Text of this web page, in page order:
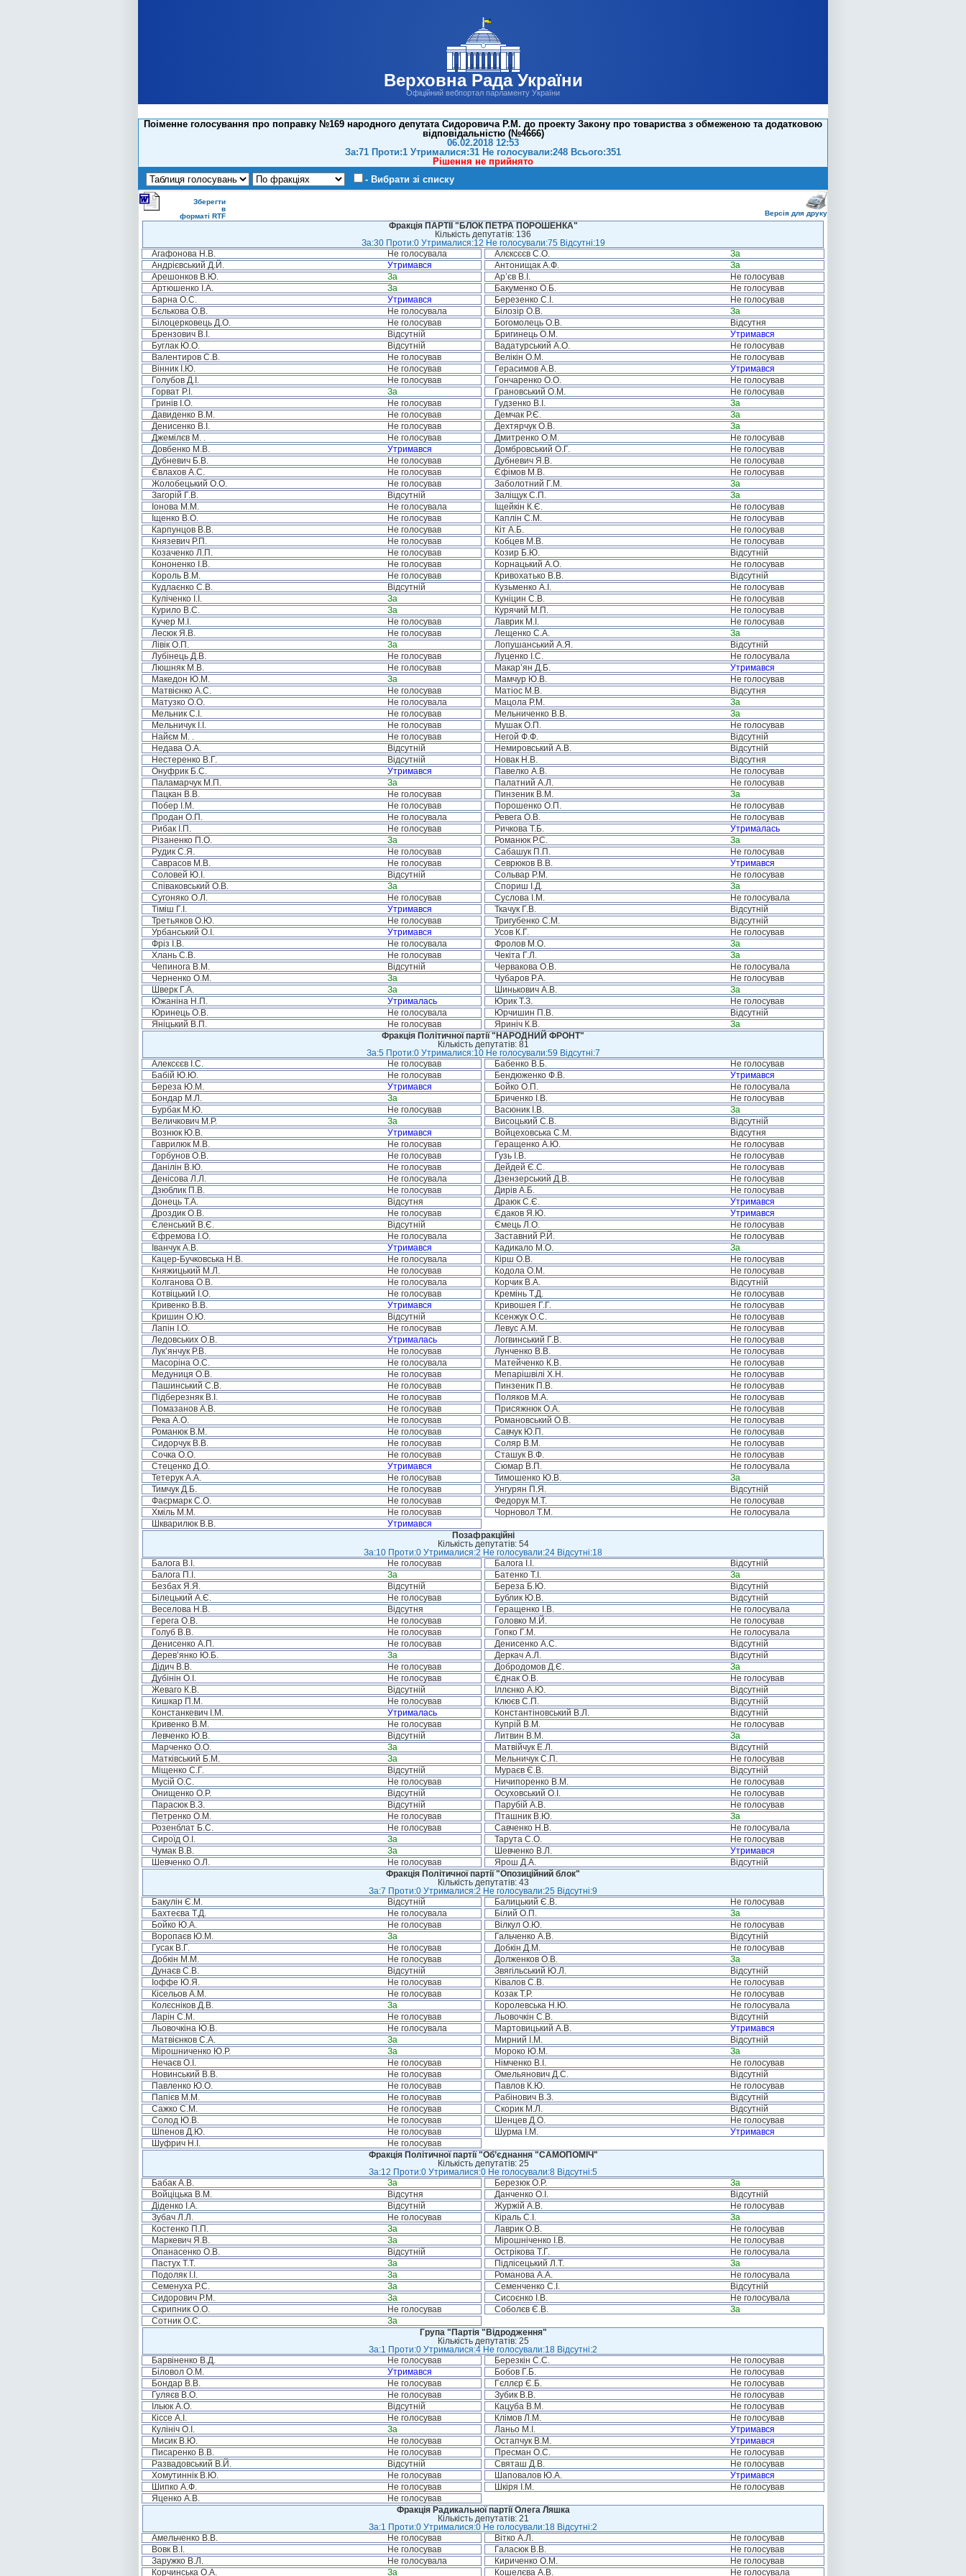
Верховна Рада України
Офіційний вебпортал парламенту України
Поіменне голосування про поправку №169 народного депутата Сидоровича Р.М. до проекту Закону про товариства з обмеженою та додатковою
відповідальністю (№4666)
06.02.2018 12:53
За:71 Проти:1 Утрималися:31 Не голосували:248 Всього:351
Рішення не прийнято
- Вибрати зі списку
Зберегти
в
форматі RTF
Версія для друку
Фракція ПАРТІЇ "БЛОК ПЕТРА ПОРОШЕНКА"
Кількість депутатів: 136
За:30 Проти:0 Утрималися:12 Не голосували:75 Відсутні:19
Агафонова Н.В.
Не голосувала Алєксєєв С.О.
За
Андрієвський Д.Й.
Утримався Антонищак А.Ф.
За
Арешонков В.Ю.
За Ар’єв В.І.
Не голосував
Артюшенко І.А.
За Бакуменко О.Б.
Не голосував
Барна О.С.
Утримався Березенко С.І.
Не голосував
Бєлькова О.В.
Не голосувала Білозір О.В.
За
Білоцерковець Д.О.
Не голосував Богомолець О.В.
Відсутня
Брензович В.І.
Відсутній Бригинець О.М.
Утримався
Буглак Ю.О.
Відсутній Вадатурський А.О.
Не голосував
Валентиров С.В.
Не голосував Велікін О.М.
Не голосував
Вінник І.Ю.
Не голосував Герасимов А.В.
Утримався
Голубов Д.І.
Не голосував Гончаренко О.О.
Не голосував
Горват Р.І.
За Грановський О.М.
Не голосував
Гринів І.О.
Не голосував Гудзенко В.І.
За
Давиденко В.М.
Не голосував Демчак Р.Є.
За
Денисенко В.І.
Не голосував Дехтярчук О.В.
За
Джемілєв М. .
Не голосував Дмитренко О.М.
Не голосував
Довбенко М.В.
Утримався Домбровський О.Г.
Не голосував
Дубневич Б.В.
Не голосував Дубневич Я.В.
Не голосував
Євлахов А.С.
Не голосував Єфімов М.В.
Не голосував
Жолобецький О.О.
Не голосував Заболотний Г.М.
За
Загорій Г.В.
Відсутній Заліщук С.П.
За
Іонова М.М.
Не голосувала Іщейкін К.Є.
Не голосував
Іщенко В.О.
Не голосував Каплін С.М.
Не голосував
Карпунцов В.В.
Не голосував Кіт А.Б.
Не голосував
Князевич Р.П.
Не голосував Кобцев М.В.
Не голосував
Козаченко Л.П.
Не голосував Козир Б.Ю.
Відсутній
Кононенко І.В.
Не голосував Корнацький А.О.
Не голосував
Король В.М.
Не голосував Кривохатько В.В.
Відсутній
Кудлаєнко С.В.
Відсутній Кузьменко А.І.
Не голосував
Куліченко І.І.
За Куніцин С.В.
Не голосував
Курило В.С.
За Курячий М.П.
Не голосував
Кучер М.І.
Не голосував Лаврик М.І.
Не голосував
Лесюк Я.В.
Не голосував Лещенко С.А.
За
Лівік О.П.
За Лопушанський А.Я.
Відсутній
Лубінець Д.В.
Не голосував Луценко І.С.
Не голосувала
Люшняк М.В.
Не голосував Макар’ян Д.Б.
Утримався
Македон Ю.М.
За Мамчур Ю.В.
Не голосував
Матвієнко А.С.
Не голосував Матіос М.В.
Відсутня
Матузко О.О.
Не голосувала Мацола Р.М.
За
Мельник С.І.
Не голосував Мельниченко В.В.
За
Мельничук І.І.
Не голосував Мушак О.П.
Не голосував
Найєм М. .
Не голосував Негой Ф.Ф.
Відсутній
Недава О.А.
Відсутній Немировський А.В.
Відсутній
Нестеренко В.Г.
Відсутній Новак Н.В.
Відсутня
Онуфрик Б.С.
Утримався Павелко А.В.
Не голосував
Паламарчук М.П.
За Палатний А.Л.
Не голосував
Пацкан В.В.
Не голосував Пинзеник В.М.
За
Побер І.М.
Не голосував Порошенко О.П.
Не голосував
Продан О.П.
Не голосувала Ревега О.В.
Не голосував
Рибак І.П.
Не голосував Ричкова Т.Б.
Утрималась
Різаненко П.О.
За Романюк Р.С.
За
Рудик С.Я.
Не голосував Сабашук П.П.
Не голосував
Саврасов М.В.
Не голосував Севрюков В.В.
Утримався
Соловей Ю.І.
Відсутній Сольвар Р.М.
Не голосував
Співаковський О.В.
За Спориш І.Д.
За
Сугоняко О.Л.
Не голосував Суслова І.М.
Не голосувала
Тіміш Г.І.
Утримався Ткачук Г.В.
Відсутній
Третьяков О.Ю.
Не голосував Тригубенко С.М.
Відсутній
Урбанський О.І.
Утримався Усов К.Г.
Не голосував
Фріз І.В.
Не голосувала Фролов М.О.
За
Хлань С.В.
Не голосував Чекіта Г.Л.
За
Чепинога В.М.
Відсутній Червакова О.В.
Не голосувала
Черненко О.М.
За Чубаров Р.А.
Не голосував
Шверк Г.А.
За Шинькович А.В.
За
Южаніна Н.П.
Утрималась Юрик Т.З.
Не голосував
Юринець О.В.
Не голосувала Юрчишин П.В.
Відсутній
Яніцький В.П.
Не голосував Яриніч К.В.
За
Фракція Політичної партії "НАРОДНИЙ ФРОНТ"
Кількість депутатів: 81
За:5 Проти:0 Утрималися:10 Не голосували:59 Відсутні:7
Алексєєв І.С.
Не голосував Бабенко В.Б.
Не голосував
Бабій Ю.Ю.
Не голосував Бендюженко Ф.В.
Утримався
Береза Ю.М.
Утримався Бойко О.П.
Не голосувала
Бондар М.Л.
За Бриченко І.В.
Не голосував
Бурбак М.Ю.
Не голосував Васюник І.В.
За
Величкович М.Р.
За Висоцький С.В.
Відсутній
Вознюк Ю.В.
Утримався Войцеховська С.М.
Відсутня
Гаврилюк М.В.
Не голосував Геращенко А.Ю.
Не голосував
Горбунов О.В.
Не голосував Гузь І.В.
Не голосував
Данілін В.Ю.
Не голосував Дейдей Є.С.
Не голосував
Денісова Л.Л.
Не голосувала Дзензерський Д.В.
Не голосував
Дзюблик П.В.
Не голосував Дирів А.Б.
Не голосував
Донець Т.А.
Відсутня Драюк С.Є.
Утримався
Дроздик О.В.
Не голосував Єдаков Я.Ю.
Утримався
Єленський В.Є.
Відсутній Ємець Л.О.
Не голосував
Єфремова І.О.
Не голосувала Заставний Р.Й.
Не голосував
Іванчук А.В.
Утримався Кадикало М.О.
За
Кацер-Бучковська Н.В.
Не голосувала Кірш О.В.
Не голосував
Княжицький М.Л.
Не голосував Кодола О.М.
Не голосував
Колганова О.В.
Не голосувала Корчик В.А.
Відсутній
Котвіцький І.О.
Не голосував Кремінь Т.Д.
Не голосував
Кривенко В.В.
Утримався Кривошея Г.Г.
Не голосував
Кришин О.Ю.
Відсутній Ксенжук О.С.
Не голосував
Лапін І.О.
Не голосував Левус А.М.
Не голосував
Ледовських О.В.
Утрималась Логвинський Г.В.
Не голосував
Лук’янчук Р.В.
Не голосував Лунченко В.В.
Не голосував
Масоріна О.С.
Не голосувала Матейченко К.В.
Не голосував
Медуниця О.В.
Не голосував Мепарішвілі Х.Н.
Не голосував
Пашинський С.В.
Не голосував Пинзеник П.В.
Не голосував
Підберезняк В.І.
Не голосував Поляков М.А.
Не голосував
Помазанов А.В.
Не голосував Присяжнюк О.А.
Не голосував
Река А.О.
Не голосував Романовський О.В.
Не голосував
Романюк В.М.
Не голосував Савчук Ю.П.
Не голосував
Сидорчук В.В.
Не голосував Соляр В.М.
Не голосував
Сочка О.О.
Не голосував Сташук В.Ф.
Не голосував
Стеценко Д.О.
Утримався Сюмар В.П.
Не голосувала
Тетерук А.А.
Не голосував Тимошенко Ю.В.
За
Тимчук Д.Б.
Не голосував Унгурян П.Я.
Відсутній
Фаєрмарк С.О.
Не голосував Федорук М.Т.
Не голосував
Хміль М.М.
Не голосував Чорновол Т.М.
Не голосувала
Шкварилюк В.В.
Утримався
Позафракційні
Кількість депутатів: 54
За:10 Проти:0 Утрималися:2 Не голосували:24 Відсутні:18
Балога В.І.
Не голосував Балога І.І.
Відсутній
Балога П.І.
За Батенко Т.І.
За
Безбах Я.Я.
Відсутній Береза Б.Ю.
Відсутній
Білецький А.Є.
Не голосував Бублик Ю.В.
Відсутній
Веселова Н.В.
Відсутня Геращенко І.В.
Не голосувала
Герега О.В.
Не голосував Головко М.Й.
Не голосував
Голуб В.В.
Не голосував Гопко Г.М.
Не голосувала
Денисенко А.П.
Не голосував Денисенко А.С.
Відсутній
Дерев’янко Ю.Б.
За Деркач А.Л.
Відсутній
Дідич В.В.
Не голосував Добродомов Д.Є.
За
Дубінін О.І.
Не голосував Єднак О.В.
Не голосував
Жеваго К.В.
Відсутній Іллєнко А.Ю.
Відсутній
Кишкар П.М.
Не голосував Клюєв С.П.
Відсутній
Констанкевич І.М.
Утрималась Константіновський В.Л.
Відсутній
Кривенко В.М.
Не голосував Купрій В.М.
Не голосував
Левченко Ю.В.
Відсутній Литвин В.М.
За
Марченко О.О.
За Матвійчук Е.Л.
Відсутній
Матківський Б.М.
За Мельничук С.П.
Не голосував
Міщенко С.Г.
Відсутній Мураєв Є.В.
Відсутній
Мусій О.С.
Не голосував Ничипоренко В.М.
Не голосував
Онищенко О.Р.
Відсутній Осуховський О.І.
Не голосував
Парасюк В.З.
Відсутній Парубій А.В.
Не голосував
Петренко О.М.
Не голосував Пташник В.Ю.
За
Розенблат Б.С.
Не голосував Савченко Н.В.
Не голосувала
Сироїд О.І.
За Тарута С.О.
Не голосував
Чумак В.В.
За Шевченко В.Л.
Утримався
Шевченко О.Л.
Не голосував Ярош Д.А.
Відсутній
Фракція Політичної партії "Опозиційний блок"
Кількість депутатів: 43
За:7 Проти:0 Утрималися:2 Не голосували:25 Відсутні:9
Бакулін Є.М.
Відсутній Балицький Є.В.
Не голосував
Бахтеєва Т.Д.
Не голосувала Білий О.П.
За
Бойко Ю.А.
Не голосував Вілкул О.Ю.
Не голосував
Воропаєв Ю.М.
За Гальченко А.В.
Відсутній
Гусак В.Г.
Не голосував Добкін Д.М.
Не голосував
Добкін М.М.
Не голосував Долженков О.В.
За
Дунаєв С.В.
Відсутній Звягільський Ю.Л.
Відсутній
Іоффе Ю.Я.
Не голосував Ківалов С.В.
Не голосував
Кісельов А.М.
Не голосував Козак Т.Р.
Не голосував
Колєсніков Д.В.
За Королевська Н.Ю.
Не голосувала
Ларін С.М.
Не голосував Льовочкін С.В.
Відсутній
Льовочкіна Ю.В.
Не голосувала Мартовицький А.В.
Утримався
Матвієнков С.А.
За Мирний І.М.
Відсутній
Мірошниченко Ю.Р.
За Мороко Ю.М.
За
Нечаєв О.І.
Не голосував Німченко В.І.
Не голосував
Новинський В.В.
Не голосував Омельянович Д.С.
Відсутній
Павленко Ю.О.
Не голосував Павлов К.Ю.
Не голосував
Папієв М.М.
Не голосував Рабінович В.З.
Відсутній
Сажко С.М.
Не голосував Скорик М.Л.
Відсутній
Солод Ю.В.
Не голосував Шенцев Д.О.
Не голосував
Шпенов Д.Ю.
Не голосував Шурма І.М.
Утримався
Шуфрич Н.І.
Не голосував
Фракція Політичної партії "Об’єднання "САМОПОМІЧ"
Кількість депутатів: 25
За:12 Проти:0 Утрималися:0 Не голосували:8 Відсутні:5
Бабак А.В.
За Березюк О.Р.
За
Войціцька В.М.
Відсутня Данченко О.І.
Відсутній
Діденко І.А.
Відсутній Журжій А.В.
Не голосував
Зубач Л.Л.
Не голосував Кіраль С.І.
За
Костенко П.П.
За Лаврик О.В.
Не голосував
Маркевич Я.В.
За Мірошніченко І.В.
Не голосував
Опанасенко О.В.
Відсутній Острікова Т.Г.
Не голосувала
Пастух Т.Т.
За Підлісецький Л.Т.
За
Подоляк І.І.
За Романова А.А.
Не голосувала
Семенуха Р.С.
За Семенченко С.І.
Відсутній
Сидорович Р.М.
За Сисоєнко І.В.
Не голосувала
Скрипник О.О.
Не голосував Соболєв Є.В.
За
Сотник О.С.
За
Група "Партія "Відродження"
Кількість депутатів: 25
За:1 Проти:0 Утрималися:4 Не голосували:18 Відсутні:2
Барвіненко В.Д.
Не голосував Березкін С.С.
Не голосував
Біловол О.М.
Утримався Бобов Г.Б.
Не голосував
Бондар В.В.
Не голосував Гєллєр Є.Б.
Не голосував
Гуляєв В.О.
Не голосував Зубик В.В.
Не голосував
Ільюк А.О.
Відсутній Кацуба В.М.
Не голосував
Кіссе А.І.
Не голосував Клімов Л.М.
Не голосував
Кулініч О.І.
За Ланьо М.І.
Утримався
Мисик В.Ю.
Не голосував Остапчук В.М.
Утримався
Писаренко В.В.
Не голосував Пресман О.С.
Не голосував
Развадовський В.Й.
Відсутній Святаш Д.В.
Не голосував
Хомутиннік В.Ю.
Не голосував Шаповалов Ю.А.
Утримався
Шипко А.Ф.
Не голосував Шкіря І.М.
Не голосував
Яценко А.В.
Не голосував
Фракція Радикальної партії Олега Ляшка
Кількість депутатів: 21
За:1 Проти:0 Утрималися:0 Не голосували:18 Відсутні:2
Амельченко В.В.
Не голосував Вітко А.Л.
Не голосував
Вовк В.І.
Не голосував Галасюк В.В.
Не голосував
Заружко В.Л.
Не голосувала Кириченко О.М.
Не голосував
Корчинська О.А.
За Кошелєва А.В. Не голосувала